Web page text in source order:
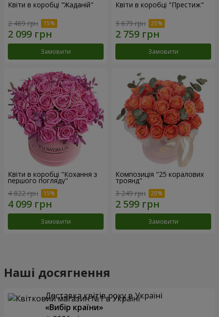
Квіти в коробці "Жаданій"
2 469 грн
Замовити
Квіти в коробці "Престиж"
3 679 грн
Замовити
Квіти в коробці "Кохання з
першого погляду"
4 822 грн
Замовити
Композиція "25 коралових
троянд"
3 249 грн
Замовити
Наші досягнення
Доставка квітів року в Україні
«Вибір країни»